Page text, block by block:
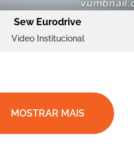
Sew Eurodrive
Vídeo Institucional
MOSTRAR MAIS